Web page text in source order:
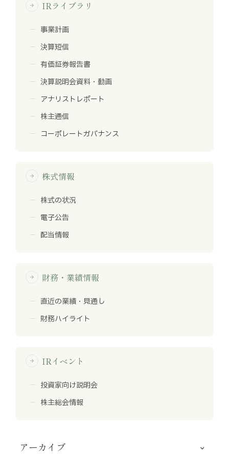
arrow_forward IRライブラリ
事業計画
決算短信
有価証券報告書
決算説明会資料・動画
アナリストレポート
株主通信
コーポレートガバナンス
arrow_forward 株式情報
株式の状況
電子公告
配当情報
arrow_forward 財務・業績情報
直近の業績・見通し
財務ハイライト
arrow_forward IRイベント
投資家向け説明会
株主総会情報
アーカイブ